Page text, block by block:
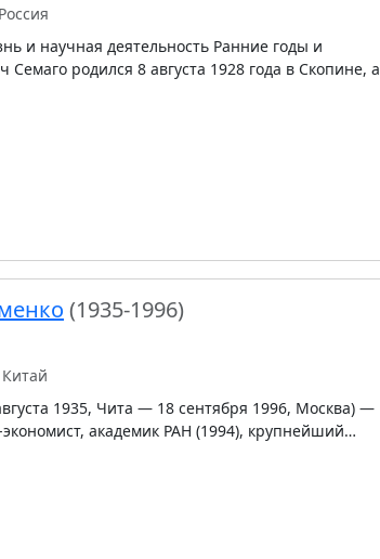
Россия
и научная деятельность Ранние годы и
родился 8 августа 1928 года в Скопине, а
(1935-1996)
1935, Чита — 18 сентября 1996, Москва) —
академик РАН (1994), крупнейший…